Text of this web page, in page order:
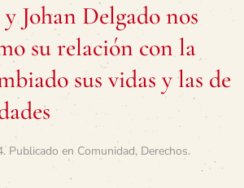
Johan Delgado nos
su relación con la
sus vidas y las de
. Publicado en Comunidad, Derechos.